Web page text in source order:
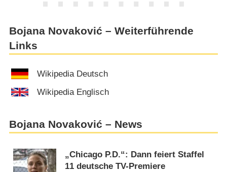
Bojana Novaković – Weiterführende
Links
Wikipedia Deutsch
Wikipedia Englisch
Bojana Novaković – News
„Chicago P.D.“: Dann feiert Staffel
11 deutsche TV-Premiere